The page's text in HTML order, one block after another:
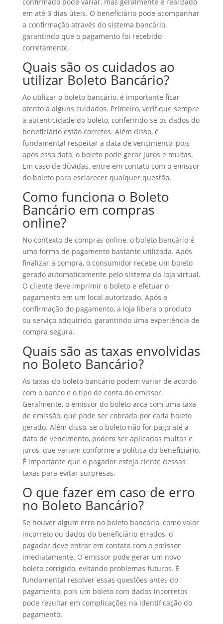
em até 3 dias úteis. O beneficiário pode acompanhar
a confirmação através do sistema bancário,
garantindo que o pagamento foi recebido
corretamente.
Quais são os cuidados ao
utilizar Boleto Bancário?
Ao utilizar o boleto bancário, é importante ficar
atento a alguns cuidados. Primeiro, verifique sempre
a autenticidade do boleto, conferindo se os dados do
beneficiário estão corretos. Além disso, é
fundamental respeitar a data de vencimento, pois
após essa data, o boleto pode gerar juros e multas.
Em caso de dúvidas, entre em contato com o emissor
do boleto para esclarecer qualquer questão.
Como funciona o Boleto
Bancário em compras
online?
No contexto de compras online, o boleto bancário é
uma forma de pagamento bastante utilizada. Após
finalizar a compra, o consumidor recebe um boleto
gerado automaticamente pelo sistema da loja virtual.
O cliente deve imprimir o boleto e efetuar o
pagamento em um local autorizado. Após a
confirmação do pagamento, a loja libera o produto
ou serviço adquirido, garantindo uma experiência de
compra segura.
Quais são as taxas envolvidas
no Boleto Bancário?
As taxas do boleto bancário podem variar de acordo
com o banco e o tipo de conta do emissor.
Geralmente, o emissor do boleto arca com uma taxa
de emissão, que pode ser cobrada por cada boleto
gerado. Além disso, se o boleto não for pago até a
data de vencimento, podem ser aplicadas multas e
juros, que variam conforme a política do beneficiário.
É importante que o pagador esteja ciente dessas
taxas para evitar surpresas.
O que fazer em caso de erro
no Boleto Bancário?
Se houver algum erro no boleto bancário, como valor
incorreto ou dados do beneficiário errados, o
pagador deve entrar em contato com o emissor
imediatamente. O emissor pode gerar um novo
boleto corrigido, evitando problemas futuros. É
fundamental resolver essas questões antes do
pagamento, pois um boleto com dados incorretos
pode resultar em complicações na identificação do
pagamento.